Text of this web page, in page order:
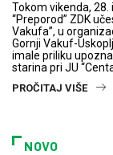
Tokom vikenda, 28.
“Preporod” ZDK
Vakufa”, u
Gornji Vakuf-
imale priliku
starina pri JU
PROČITAJ VIŠE
NOVO